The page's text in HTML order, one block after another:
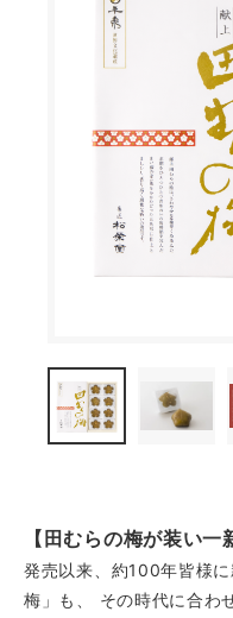
【田むらの梅が装い一
発売以来、約100年皆様
梅」も、 その時代に合わ